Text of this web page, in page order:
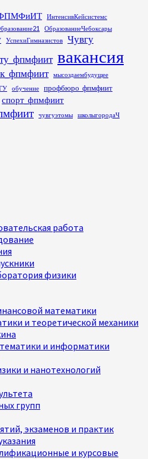
ИнтенсивКейсистемс
ОбразованиеЧебоксары
УспехиГимназистов Чувгу
вакансия
мысоздаембудущее
обучение профбюро_фпмфиит
спорт_фпмфиит
чувгуэтомы школыгородаЧ
работа
физики
математики
и теоретической механики
и информатики
и нанотехнологий
групп
экзаменов и практик
и курсовые